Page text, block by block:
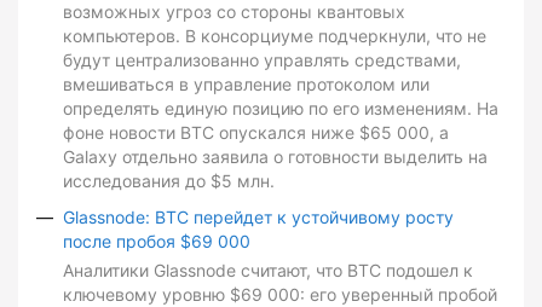
возможных угроз со стороны квантовых
компьютеров. В консорциуме подчеркнули, что не
будут централизованно управлять средствами,
вмешиваться в управление протоколом или
определять единую позицию по его изменениям. На
фоне новости BTC опускался ниже $65 000, а
Galaxy отдельно заявила о готовности выделить на
исследования до $5 млн.
Glassnode: BTC перейдет к устойчивому росту
после пробоя $69 000
Аналитики Glassnode считают, что BTC подошел к
ключевому уровню $69 000: его уверенный пробой